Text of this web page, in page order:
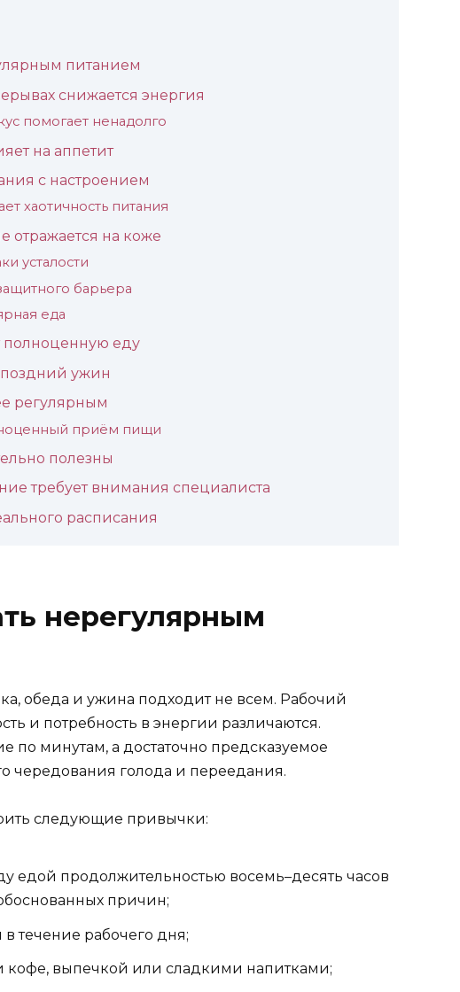
питанием
снижается энергия
помогает ненадолго
на аппетит
с настроением
хаотичность питания
отражается на коже
усталости
барьера
еда
полноценную еду
ужин
регулярным
приём пищи
полезны
требует внимания специалиста
расписания
нерегулярным
обеда и ужина подходит не всем. Рабочий
и потребность в энергии различаются.
по минутам, а достаточно предсказуемое
чередования голода и переедания.
следующие привычки:
продолжительностью восемь–десять часов
причин;
течение рабочего дня;
кофе, выпечкой или сладкими напитками;